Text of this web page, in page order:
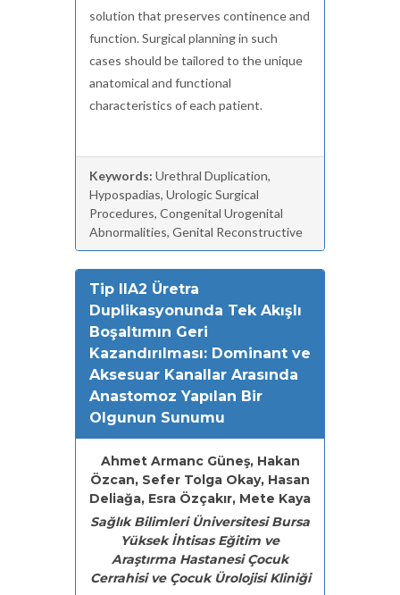
solution that preserves continence and
function. Surgical planning in such
cases should be tailored to the unique
anatomical and functional
characteristics of each patient.
Keywords: Urethral Duplication,
Hypospadias, Urologic Surgical
Procedures, Congenital Urogenital
Abnormalities, Genital Reconstructive
Tip IIA2 Üretra
Duplikasyonunda Tek Akışlı
Boşaltımın Geri
Kazandırılması: Dominant ve
Aksesuar Kanallar Arasında
Anastomoz Yapılan Bir
Olgunun Sunumu
Ahmet Armanc Güneş, Hakan
Özcan, Sefer Tolga Okay, Hasan
Deliağa, Esra Özçakır, Mete Kaya
Sağlık Bilimleri Üniversitesi Bursa
Yüksek İhtisas Eğitim ve
Araştırma Hastanesi Çocuk
Cerrahisi ve Çocuk Ürolojisi Kliniği